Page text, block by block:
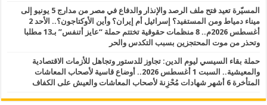
المسيّرة تعيد فتح ملف الرصد والإنذار والدفاع في مصر من مدارج 5 يونيو إلى
ميناء دمياط ومن المستفيد؟ إسرائيل أم إيران؟ وأين الأوكتاجون؟.. الأحد 2
أغسطس 2026م.. 8 منظمات حقوقية تختتم حملة “عايز أتنفس” بـ13 مطلبا
وتحذر من موت المحتجزين بسبب التكدس والحر
حملة بقاء السيسي ليوم الدين: تجاوز للدستور وتجاهل للأزمات الاقتصادية
والمعيشية.. السبت 1 أغسطس 2026.. أوضاع قاسية لأصحاب المعاشات
المتأخرة 6 أشهر شهادات مُحْزِنة لأصحاب المعاشات والعيش على الكفاف